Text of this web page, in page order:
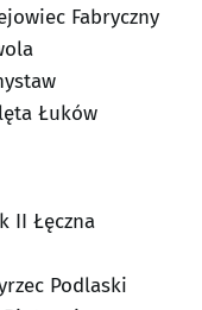
Fabryczny
Łuków
II Łęczna
Podlaski